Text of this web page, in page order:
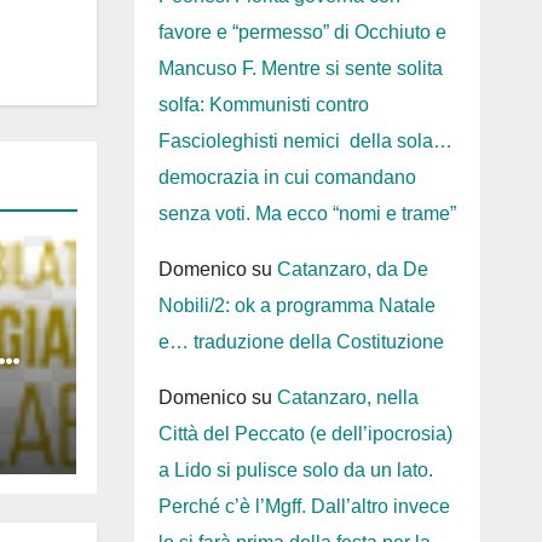
favore e “permesso” di Occhiuto e
Mancuso F. Mentre si sente solita
solfa: Kommunisti contro
Fascioleghisti nemici della sola…
democrazia in cui comandano
senza voti. Ma ecco “nomi e trame”
Domenicosu Catanzaro, da De
Nobili/2: ok a programma Natale
e… traduzione della Costituzione
Domenicosu Catanzaro, nella
Città del Peccato (e dell’ipocrosia)
a Lido si pulisce solo da un lato.
Perché c’è l’Mgff. Dall’altro invece